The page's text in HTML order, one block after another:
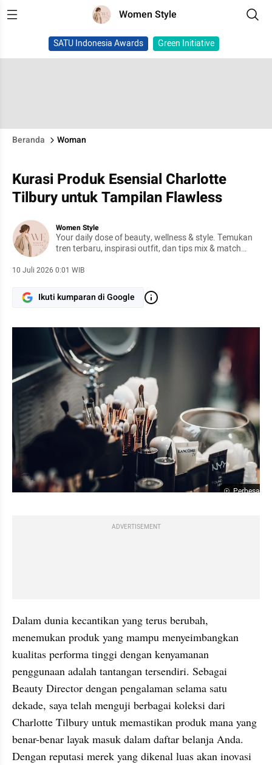
Women Style
SATU Indonesia Awards Green Initiative
Beranda Woman
Kurasi Produk Esensial Charlotte
Tilbury untuk Tampilan Flawless
Women Style
Your daily dose of beauty, wellness & style. Temukan
tren terbaru, inspirasi outfit, dan tips mix & match
10 Juli 2026 0:01 WIB
Ikuti kumparan di Google
Perbesar
ADVERTISEMENT
Dalam dunia kecantikan yang terus berubah,
menemukan produk yang mampu menyeimbangkan
kualitas performa tinggi dengan kenyamanan
penggunaan adalah tantangan tersendiri. Sebagai
Beauty Director dengan pengalaman selama satu
dekade, saya telah menguji berbagai koleksi dari
Charlotte Tilbury untuk memastikan produk mana yang
benar-benar layak masuk dalam daftar belanja Anda.
Dengan reputasi merek yang dikenal luas akan inovasi